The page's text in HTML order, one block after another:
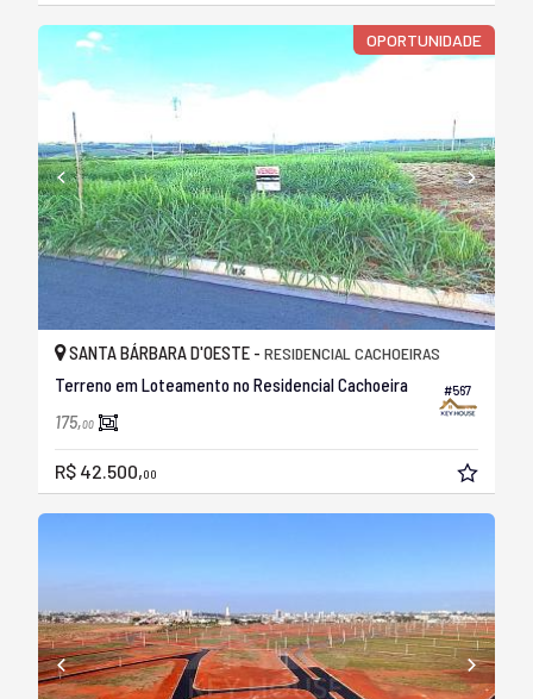
OPORTUNIDADE
#567
SANTA BÁRBARA D'OESTE - RESIDENCIAL CACHOEIRAS
Terreno em Loteamento no Residencial Cachoeira
175,00
R$ 42.500,00